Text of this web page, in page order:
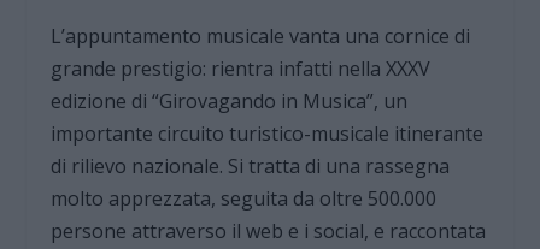
L’appuntamento musicale vanta una cornice di
grande prestigio: rientra infatti nella XXXV
edizione di “Girovagando in Musica”, un
importante circuito turistico-musicale itinerante
di rilievo nazionale. Si tratta di una rassegna
molto apprezzata, seguita da oltre 500.000
persone attraverso il web e i social, e raccontata